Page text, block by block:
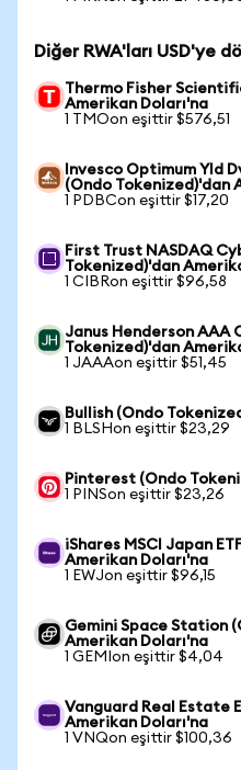
Diğer RWA'ları USD'ye
Thermo Fisher
Amerikan Doları'na
1 TMOon eşittir $576,51
Invesco Optimum Yld
(Ondo Tokenized)'dan
1 PDBCon eşittir $17,20
First Trust NASDAQ
Tokenized)'dan
1 CIBRon eşittir $96,58
Janus Henderson AAA
Tokenized)'dan
1 JAAAon eşittir $51,45
Bullish (Ondo
1 BLSHon eşittir $23,29
Pinterest (Ondo
1 PINSon eşittir $23,26
iShares MSCI Japan
Amerikan Doları'na
1 EWJon eşittir $96,15
Gemini Space Station
Amerikan Doları'na
1 GEMIon eşittir $4,04
Vanguard Real Estate
Amerikan Doları'na
1 VNQon eşittir $100,36